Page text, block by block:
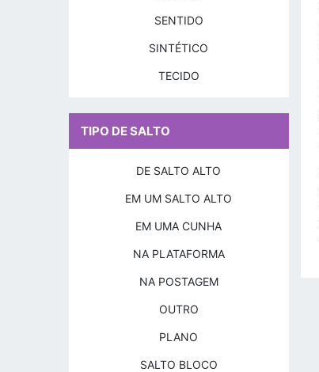
SENTIDO
SINTÉTICO
TECIDO
TIPO DE SALTO
DE SALTO ALTO
EM UM SALTO ALTO
EM UMA CUNHA
NA PLATAFORMA
NA POSTAGEM
OUTRO
PLANO
SALTO BLOCO